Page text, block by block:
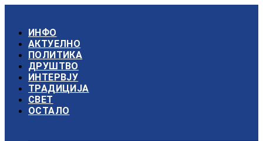
садржајИНФО
АКТУЕЛНО
ПОЛИТИКА
ДРУШТВО
ИНТЕРВЈУ
ТРАДИЦИЈА
СВЕТ
ОСТАЛО